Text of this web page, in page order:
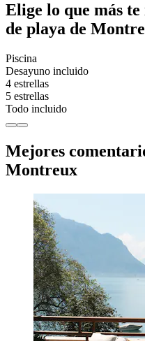
Elige lo que más
de playa de
Piscina
Desayuno incluido
4 estrellas
5 estrellas
Todo incluido
Mejores
Montreux